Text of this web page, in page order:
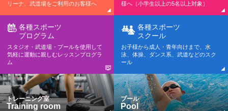
リーナ、武道場をご利用のお客様へ
様へ（小学生以上の5名以上対象）
各種スポーツ
プログラム
スタジオ・武道場・プールを使用して
気軽に運動に親しむレッスンプログラ
ム
各種スポーツ
スクール
お子様から成人・青年向けまで、水
泳、体操、ダンス系、武道などのスク
ール
トレーニング室
Training room
プール
Pool